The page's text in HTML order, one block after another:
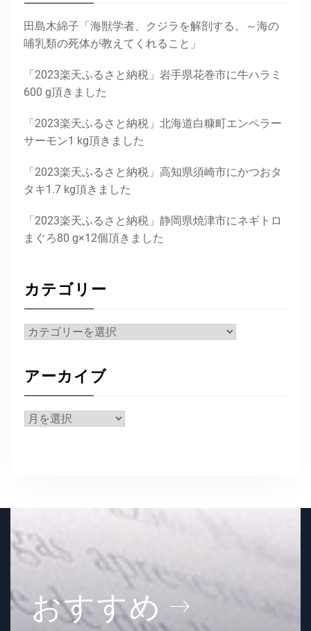
田島木綿子「海獣学者、クジラを解剖する。～海の
哺乳類の死体が教えてくれること」
「2023楽天ふるさと納税」岩手県花巻市に牛ハラミ
600 g頂きました
「2023楽天ふるさと納税」北海道白糠町エンペラー
サーモン1 kg頂きました
「2023楽天ふるさと納税」高知県須崎市にかつおタ
タキ1.7 kg頂きました
「2023楽天ふるさと納税」静岡県焼津市にネギトロ
まぐろ80 g×12個頂きました
カテゴリー
カ
リ
ー
アーカイブ
ア
おすすめ